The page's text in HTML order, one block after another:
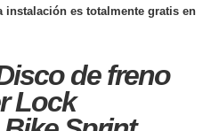
instalación es totalmente gratis en
de freno
Lock